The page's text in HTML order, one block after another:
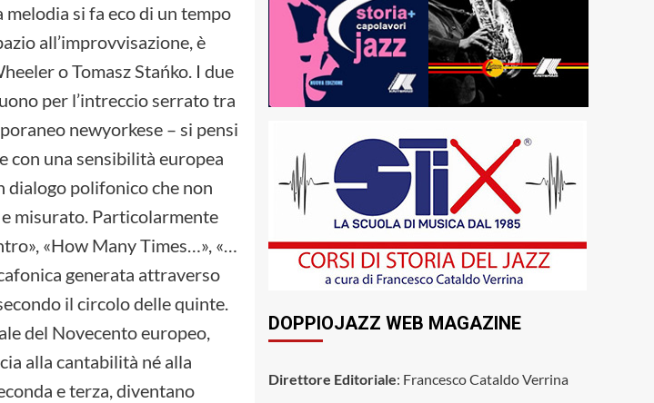
si fa eco di un tempo
all’improvvisazione, è
o Tomasz Stańko. I due
per l’intreccio serrato tra
newyorkese – si pensi
con una sensibilità europea
dialogo polifonico che non
misurato. Particolarmente
«How Many Times…», «…
generata attraverso
il circolo delle quinte.
del Novecento europeo,
alla cantabilità né alla
e terza, diventano
DOPPIOJAZZ WEB MAGAZINE
Direttore Editoriale: Francesco Cataldo Verrina